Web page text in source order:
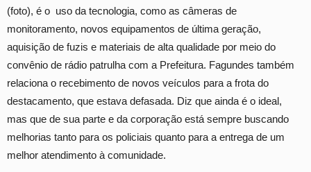
(foto), é o uso da tecnologia, como as câmeras de
monitoramento, novos equipamentos de última geração,
aquisição de fuzis e materiais de alta qualidade por meio do
convênio de rádio patrulha com a Prefeitura. Fagundes também
relaciona o recebimento de novos veículos para a frota do
destacamento, que estava defasada. Diz que ainda é o ideal,
mas que de sua parte e da corporação está sempre buscando
melhorias tanto para os policiais quanto para a entrega de um
melhor atendimento à comunidade.